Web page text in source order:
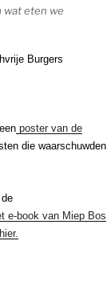
wat eten we
Burgers
poster van de
die waarschuwden
e-book van Miep Bos
hier.